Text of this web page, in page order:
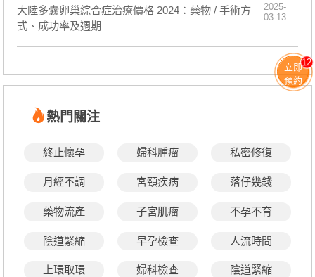
大陸多囊卵巢綜合症治療價格 2024：藥物 / 手術方
式、成功率及週期
2025-
03-13
熱門關注
終止懷孕 婦科腫瘤 私密修復
月經不調 宮頸疾病 落仔幾錢
藥物流產 子宮肌瘤 不孕不育
陰道緊縮 早孕檢查 人流時間
上環取環 婦科檢查 陰道緊縮
立即
預約
12